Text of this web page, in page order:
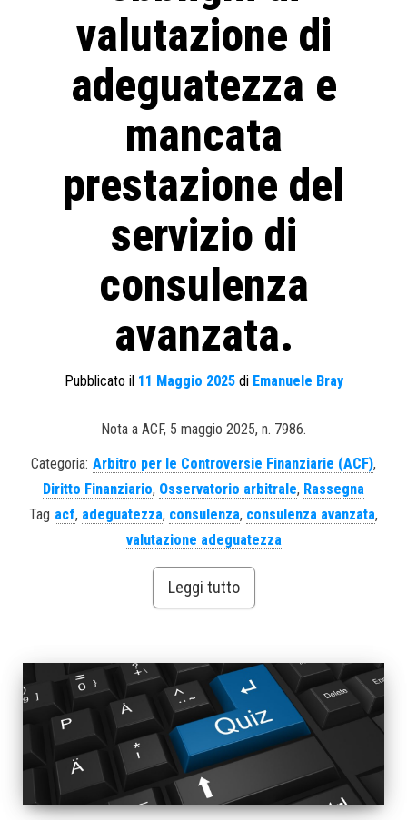
valutazione di
adeguatezza e
mancata
prestazione del
servizio di
consulenza
avanzata.
Pubblicato il 11 Maggio 2025di Emanuele Bray
Nota a ACF, 5 maggio 2025, n. 7986.
Categoria: Arbitro per le Controversie Finanziarie (ACF),
Diritto Finanziario, Osservatorio arbitrale, Rassegna
Tag acf, adeguatezza, consulenza, consulenza avanzata,
valutazione adeguatezza
Leggi tutto